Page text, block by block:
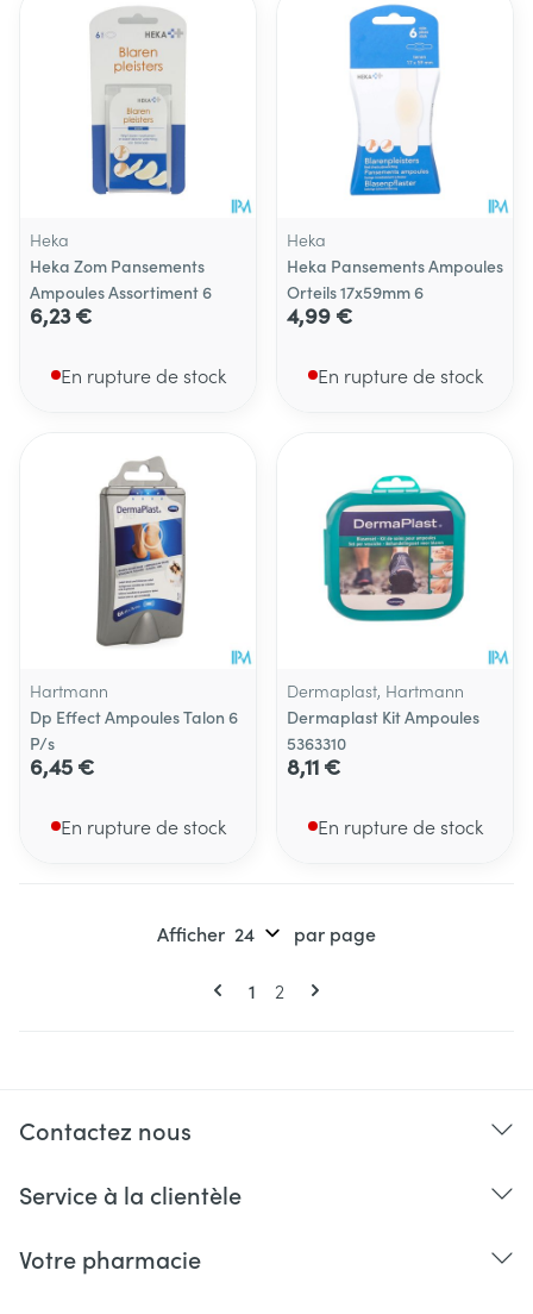
Heka
Heka Zom Pansements
Ampoules Assortiment 6
6,23 €
En rupture de stock
Heka
Heka Pansements Ampoules
Orteils 17x59mm 6
4,99 €
En rupture de stock
Hartmann
Dp Effect Ampoules Talon 6
P/s
6,45 €
En rupture de stock
Dermaplast, Hartmann
Dermaplast Kit Ampoules
5363310
8,11 €
En rupture de stock
Pages
Vous lisez actuellement la page
1 Page
2
Afficher par page
Contactez nous
Service à la clientèle
Votre pharmacie